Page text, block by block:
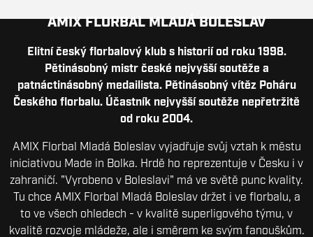
AMIX FLORBAL MLADÁ BOLESLAV
Elitní český florbalový klub s historií od roku 1998.
Pětinásobný mistr české nejvyšší soutěže a
patnáctinásobný medailista. Pětinásobný vítěz Poháru
Českého florbalu. Účastník nejvyšší soutěže nepřetržitě
od roku 2004.
AMIX Florbal Mladá Boleslav vyjadřuje svůj vztah k městu
iniciativou Made in Bolka. Hrdě ho reprezentuje v Česku i v
zahraničí. "Vyrobeno v Boleslavi" má ve světě punc kvality.
Tu chce AMIX Florbal Mladá Boleslav držet i ve florbalu, a
to ve všech ohledech - v kvalitě superligového týmu, v
kvalitě rozvoje mládeže, ale i směrem ke svým fanouškům.